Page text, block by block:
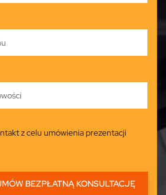
z celu umówienia prezentacji